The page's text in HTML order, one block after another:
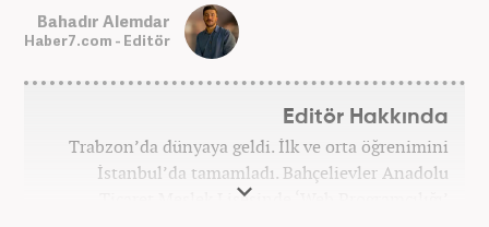
Bahadır Alemdar
Haber7.com - Editör
Editör Hakkında
Trabzon’da dünyaya geldi. İlk ve orta öğrenimini
İstanbul’da tamamladı. Bahçelievler Anadolu
Ticaret Meslek Lisesinde ‘Web Programcılığı’